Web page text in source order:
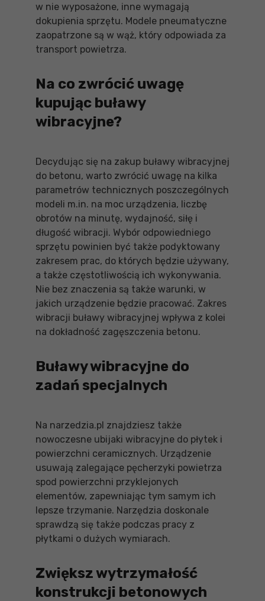
w nie wyposażone, inne wymagają
dokupienia sprzętu. Modele pneumatyczne
zaopatrzone są w wąż, który odpowiada za
transport powietrza.
Na co zwrócić uwagę
kupując buławy
wibracyjne?
Decydując się na zakup buławy wibracyjnej
do betonu, warto zwrócić uwagę na kilka
parametrów technicznych poszczególnych
modeli m.in. na moc urządzenia, liczbę
obrotów na minutę, wydajność, siłę i
długość wibracji. Wybór odpowiedniego
sprzętu powinien być także podyktowany
zakresem prac, do których będzie używany,
a także częstotliwością ich wykonywania.
Nie bez znaczenia są także warunki, w
jakich urządzenie będzie pracować. Zakres
wibracji buławy wibracyjnej wpływa z kolei
na dokładność zagęszczenia betonu.
Buławy wibracyjne do
zadań specjalnych
Na narzedzia.pl znajdziesz także
nowoczesne ubijaki wibracyjne do płytek i
powierzchni ceramicznych. Urządzenie
usuwają zalegające pęcherzyki powietrza
spod powierzchni przyklejonych
elementów, zapewniając tym samym ich
lepsze trzymanie. Narzędzia doskonale
sprawdzą się także podczas pracy z
płytkami o dużych wymiarach.
Zwiększ wytrzymałość
konstrukcji betonowych